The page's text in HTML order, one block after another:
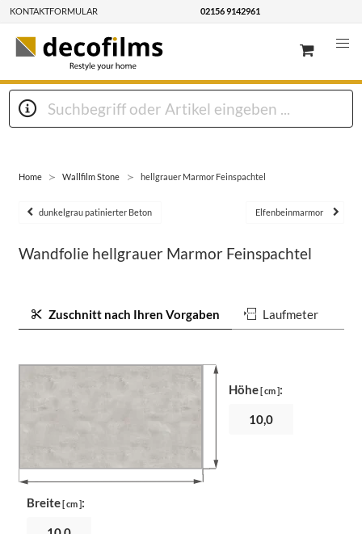
KONTAKTFORMULAR 02156 9142961
Home Wallfilm Stone hellgrauer Marmor Feinspachtel
dunkelgrau patinierter Beton Elfenbeinmarmor
Wandfolie hellgrauer Marmor Feinspachtel
Zuschnitt nach Ihren Vorgaben Laufmeter
Breite[ cm ]:
Höhe[ cm ]: